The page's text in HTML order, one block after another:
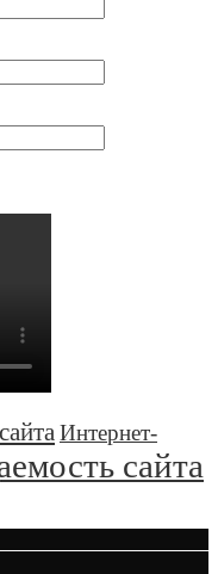
Интернет-
сайта